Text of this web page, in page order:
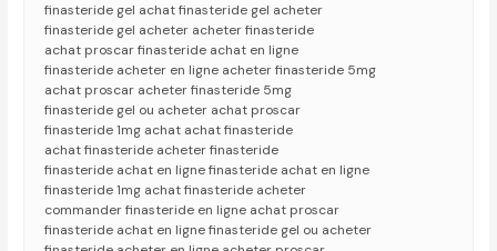
finasteride gel achat finasteride gel acheter
finasteride gel acheter acheter finasteride
achat proscar finasteride achat en ligne
finasteride acheter en ligne acheter finasteride 5mg
achat proscar acheter finasteride 5mg
finasteride gel ou acheter achat proscar
finasteride 1mg achat achat finasteride
achat finasteride acheter finasteride
finasteride achat en ligne finasteride achat en ligne
finasteride 1mg achat finasteride acheter
commander finasteride en ligne achat proscar
finasteride achat en ligne finasteride gel ou acheter